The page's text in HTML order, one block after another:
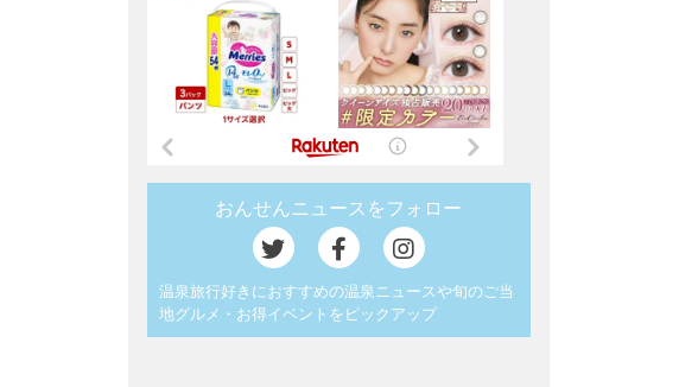
おんせんニュースをフォロー
温泉旅行好きにおすすめの温泉ニュースや旬のご当
地グルメ・お得イベントをピックアップ